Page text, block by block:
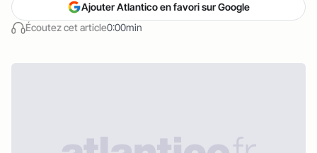
Écoutez cet article0:00min
Ajouter Atlantico en favori sur Google